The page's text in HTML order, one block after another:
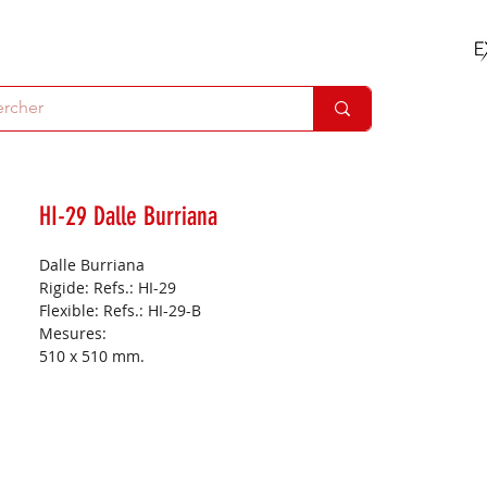
HI-29 Dalle Burriana
Dalle Burriana
Rigide: Refs.: HI-29
Flexible: Refs.: HI-29-B
Mesures:
510 x 510 mm.